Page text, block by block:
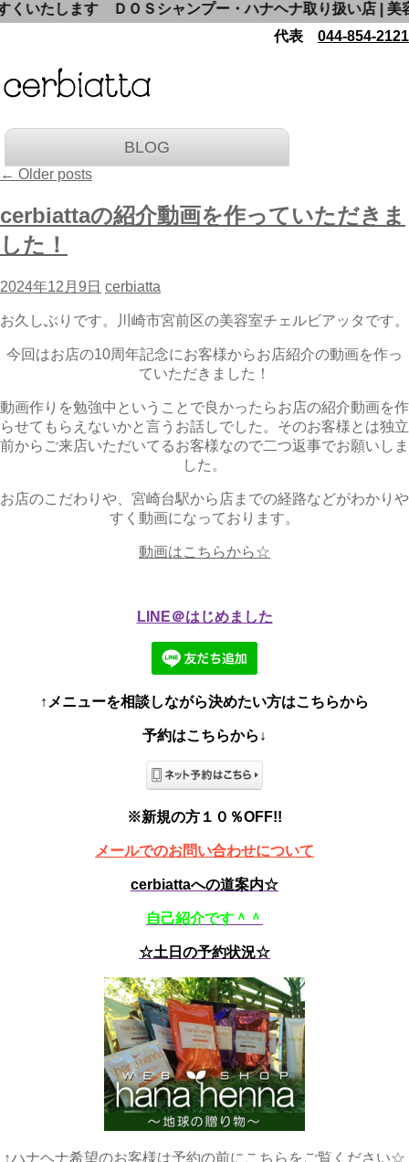
ＯＳシャンプー・ハナヘナ取り扱い店 | 美容室チェルビア
代表 044-854-2121
BLOG
← Older posts
cerbiattaの紹介動画を作っていただきま
した！
2024年12月9日 cerbiatta
お久しぶりです。川崎市宮前区の美容室チェルビアッタです。
今回はお店の10周年記念にお客様からお店紹介の動画を作っ
ていただきました！
動画作りを勉強中ということで良かったらお店の紹介動画を作
らせてもらえないかと言うお話しでした。そのお客様とは独立
前からご来店いただいてるお客様なので二つ返事でお願いしま
した。
お店のこだわりや、宮崎台駅から店までの経路などがわかりや
すく動画になっております。
動画はこちらから☆
LINE＠はじめました
↑メニューを相談しながら決めたい方はこちらから
予約はこちらから↓
※新規の方１０％OFF!!
メールでのお問い合わせについて
cerbiattaへの道案内☆
自己紹介です＾＾
☆土日の予約状況☆
↑ハナヘナ希望のお客様は予約の前にこちらをご覧ください☆